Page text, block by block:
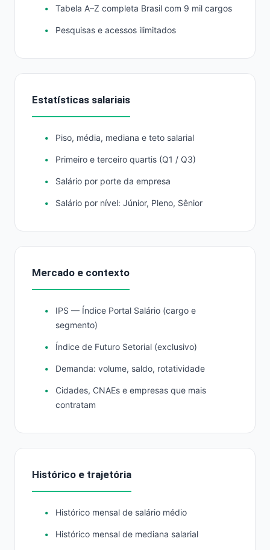
Tabela A–Z completa Brasil com 9 mil cargos
Pesquisas e acessos ilimitados
Estatísticas salariais
Piso, média, mediana e teto salarial
Primeiro e terceiro quartis (Q1 / Q3)
Salário por porte da empresa
Salário por nível: Júnior, Pleno, Sênior
Mercado e contexto
IPS — Índice Portal Salário (cargo e
segmento)
Índice de Futuro Setorial (exclusivo)
Demanda: volume, saldo, rotatividade
Cidades, CNAEs e empresas que mais
contratam
Histórico e trajetória
Histórico mensal de salário médio
Histórico mensal de mediana salarial